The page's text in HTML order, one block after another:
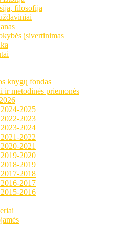
filosofija
įsivertinimas
knygų fondas
ir metodinės priemonės
2025
2023
2024
2022
2021
2020
2019
2018
2017
2016